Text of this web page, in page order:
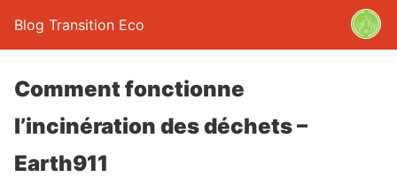
Blog Transition Eco
Comment fonctionne
l’incinération des déchets –
Earth911